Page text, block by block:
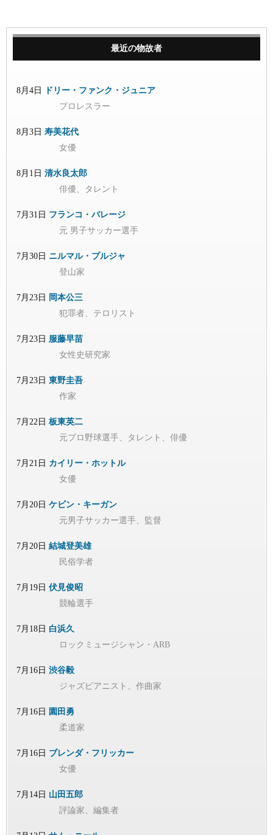
最近の物故者
8月4日
ドリー・ファンク・ジュニア
プロレスラー
8月3日 寿美花代
女優
8月1日 清水良太郎
俳優、タレント
7月31日 フランコ・バレージ
元 男子サッカー選手
7月30日 ニルマル・プルジャ
登山家
7月23日 岡本公三
犯罪者、テロリスト
7月23日 服藤早苗
女性史研究家
7月23日 東野圭吾
作家
7月22日 板東英二
元プロ野球選手、タレント、俳優
7月21日 カイリー・ホットル
女優
7月20日 ケビン・キーガン
元男子サッカー選手、監督
7月20日 結城登美雄
民俗学者
7月19日 伏見俊昭
競輪選手
7月18日 白浜久
ロックミュージシャン・ARB
7月16日 渋谷毅
ジャズピアニスト、作曲家
7月16日 園田勇
柔道家
7月16日 ブレンダ・フリッカー
女優
7月14日 山田五郎
評論家、編集者